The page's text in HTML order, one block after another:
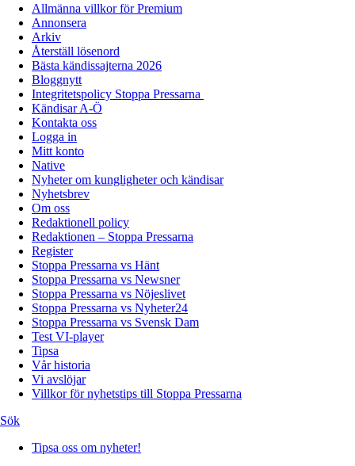
Allmänna villkor för Premium
Annonsera
Arkiv
Återställ lösenord
Bästa kändissajterna 2026
Bloggnytt
Integritetspolicy Stoppa Pressarna
Kändisar A-Ö
Kontakta oss
Logga in
Mitt konto
Native
Nyheter om kungligheter och kändisar
Nyhetsbrev
Om oss
Redaktionell policy
Redaktionen – Stoppa Pressarna
Register
Stoppa Pressarna vs Hänt
Stoppa Pressarna vs Newsner
Stoppa Pressarna vs Nöjeslivet
Stoppa Pressarna vs Nyheter24
Stoppa Pressarna vs Svensk Dam
Test VI-player
Tipsa
Vår historia
Vi avslöjar
Villkor för nyhetstips till Stoppa Pressarna
Sök
Tipsa oss om nyheter!